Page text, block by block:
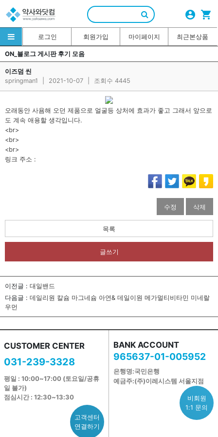
account_circle shopping_cart
로그인 회원가입 마이페이지 최근본상품
ON_블로그 게시판 후기 모음
이즈덤 씬
springman1
2021-10-07 조회수 4445
오래동안 사욤해 오던 제품으로 얼굴등 상처에 효과가 좋고 그래서 앞으로
도 계속 애용할 생각입니다.
<br>
<br>
<br>
링크 주소 :
수정 삭제
목록
글쓰기
이전글 : 대일밴드
다음글 : 데일리원 칼슘 마그네슘 아연& 데일이원 메가멀티비타민 미네랄
우먼
CUSTOMER CENTER
031-239-3328
평일 : 10:00~17:00 (토요일/공휴
일 불가)
점심시간 : 12:30~13:30
고객센터
연결하기
BANK ACCOUNT
965637-01-005952
은행명:국민은행
예금주:(주)이레시스템 서울지점
비회원
1:1 문의